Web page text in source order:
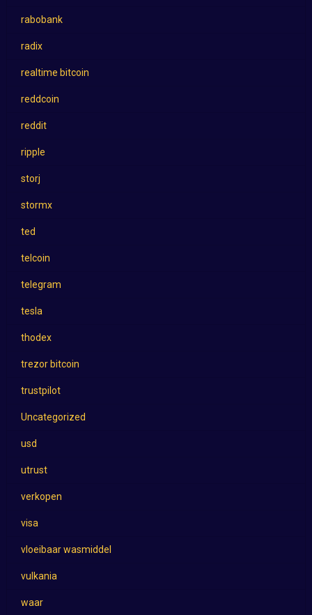
rabobank
radix
realtime bitcoin
reddcoin
reddit
ripple
storj
stormx
ted
telcoin
telegram
tesla
thodex
trezor bitcoin
trustpilot
Uncategorized
usd
utrust
verkopen
visa
vloeibaar wasmiddel
vulkania
waar